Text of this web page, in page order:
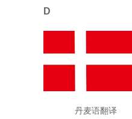
D
丹麦语翻